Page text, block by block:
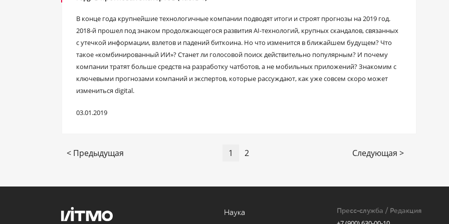
В конце года крупнейшие технологичные компании подводят итоги и строят прогнозы на 2019 год.
2018-й прошел под знаком продолжающегося развития AI-технологий, крупных скандалов, связанных
с утечкой информации, взлетов и падений биткоина. Но что изменится в ближайшем будущем? Что
такое «комбинированный ИИ»? Станет ли голосовой поиск действительно популярным? И почему
компании тратят больше средств на разработку чатботов, а не мобильных приложений? Знакомим с
ключевыми прогнозами компаний и экспертов, которые рассуждают, как уже совсем скоро может
измениться digital.
03.01.2019
< Предыдущая 1 2 Следующая >
Наука Пресс-служба / Редакция